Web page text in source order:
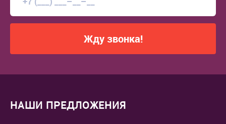
Жду звонка!
НАШИ ПРЕДЛОЖЕНИЯ